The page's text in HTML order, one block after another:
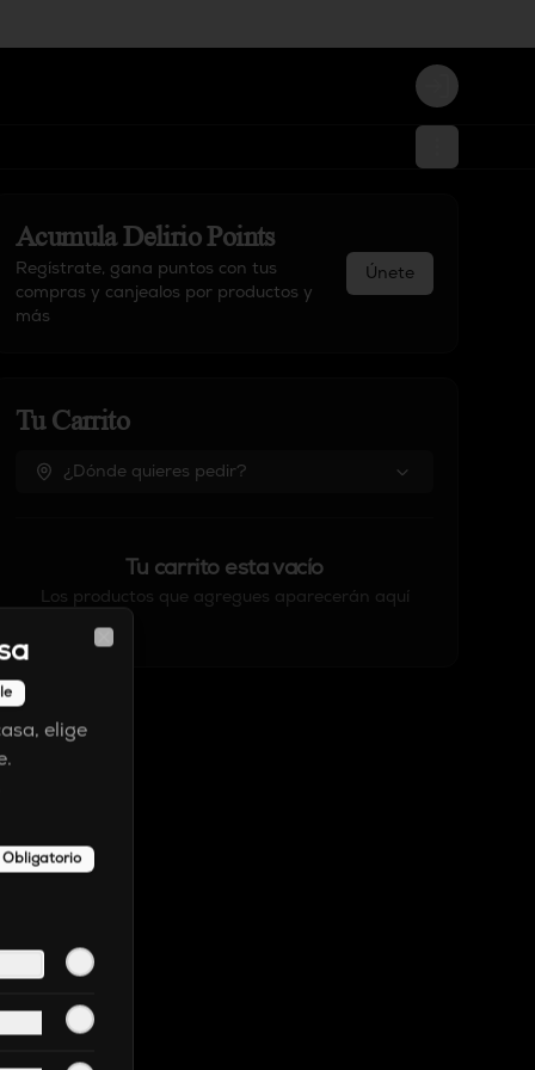
Login
AcumulaDelirio Points
Regístrate, gana puntos con tus
compras y canjealos por productos y
más
Únete
Tu Carrito
¿Dónde quieres pedir?
Tu carrito esta vacío
Los productos que agregues aparecerán aquí
elige
Obligatorio